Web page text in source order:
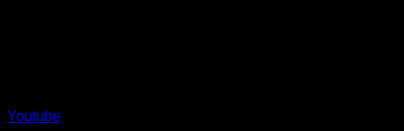
Youtube